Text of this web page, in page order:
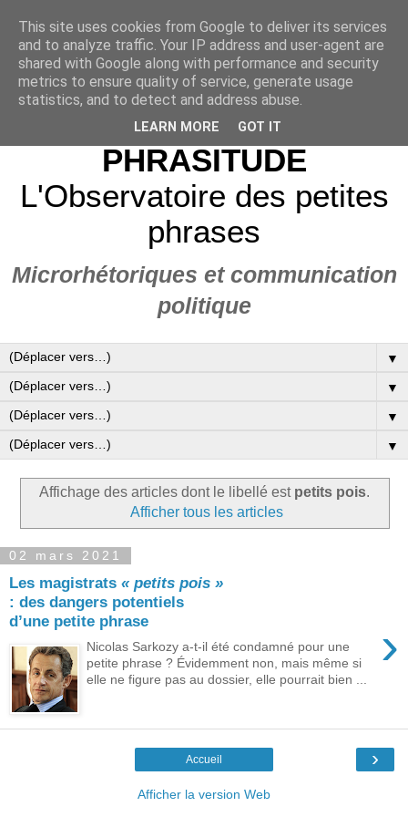
PHRASITUDE
L'Observatoire des petites
phrases
Microrhétoriques et communication
politique
▼
▼
▼
▼
Affichage des articles dont le libellé est petits pois.
Afficher tous les articles
02 mars 2021
Les magistrats « petits pois »
: des dangers potentiels
d’une petite phrase
›
Nicolas Sarkozy a-t-il été condamné pour une
petite phrase ? Évidemment non, mais même si
elle ne figure pas au dossier, elle pourrait bien ...
›
Accueil
Afficher la version Web
This site uses cookies from Google to deliver its services
and to analyze traffic. Your IP address and user-agent are
shared with Google along with performance and security
metrics to ensure quality of service, generate usage
statistics, and to detect and address abuse.
LEARN MORE GOT IT